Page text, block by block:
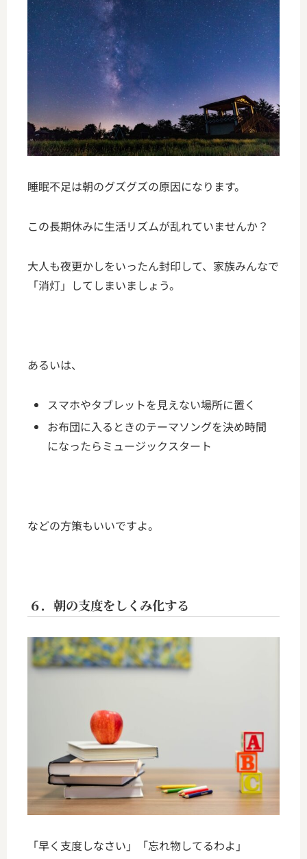
睡眠不足は朝のグズグズの原因になります。
この長期休みに生活リズムが乱れていませんか？
大人も夜更かしをいったん封印して、家族みんなで
「消灯」してしまいましょう。
あるいは、
スマホやタブレットを見えない場所に置く
お布団に入るときのテーマソングを決め時間
になったらミュージックスタート
などの方策もいいですよ。
６．朝の支度をしくみ化する
「早く支度しなさい」「忘れ物してるわよ」